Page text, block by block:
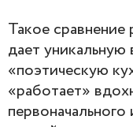
Такое сравнение
дает
«поэтическую
«работает»